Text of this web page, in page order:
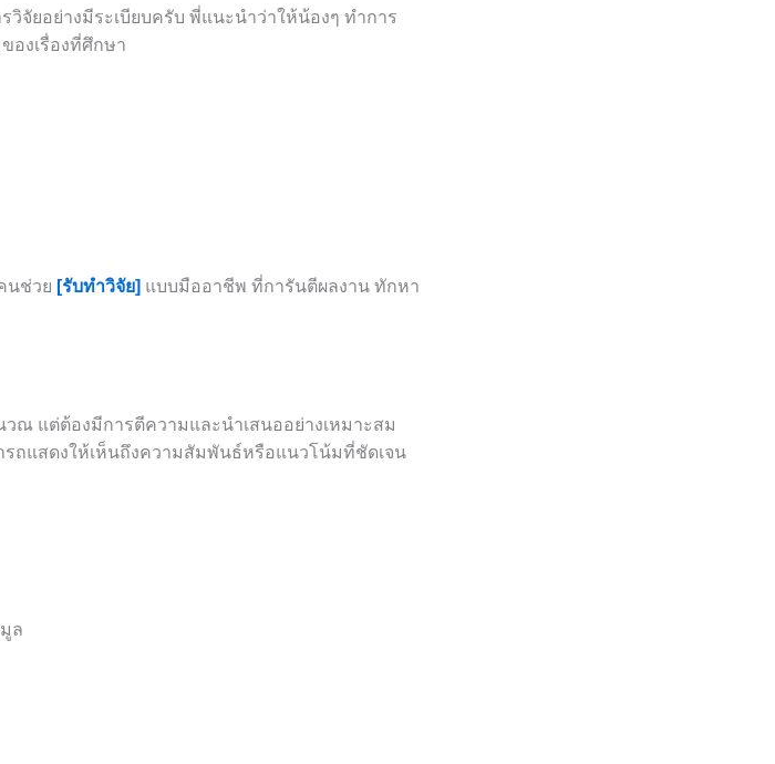
วิจัยอย่างมีระเบียบครับ พี่แนะนำว่าให้น้องๆ ทำการ
องเรื่องที่ศึกษา
นช่วย [รับทำวิจัย] แบบมืออาชีพ ที่การันตีผลงาน ทักหา
ณ แต่ต้องมีการตีความและนำเสนออย่างเหมาะสม
ถแสดงให้เห็นถึงความสัมพันธ์หรือแนวโน้มที่ชัดเจน
ล